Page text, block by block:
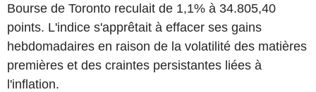
Bourse de Toronto reculait de 1,1% à 34.805,40
points. L'indice s'apprêtait à effacer ses gains
hebdomadaires en raison de la volatilité des matières
premières et des craintes persistantes liées à
l'inflation.